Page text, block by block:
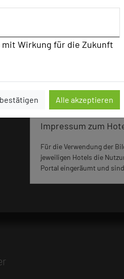
Wirkung für die Zukunft
Auswahl bestätigen Alle akzeptieren
Seminar, Klausur, Event
1265 Seiten dieses
vergangenen 30
aufgerufen.
Impressum zum
Für die Verwendung der
jeweiligen Hotels die
Portal eingeräumt und